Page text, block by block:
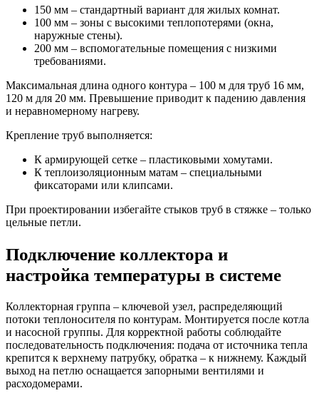
150 мм – стандартный вариант для жилых комнат.
100 мм – зоны с высокими теплопотерями (окна,
наружные стены).
200 мм – вспомогательные помещения с низкими
требованиями.
Максимальная длина одного контура – 100 м для труб 16 мм,
120 м для 20 мм. Превышение приводит к падению давления
и неравномерному нагреву.
Крепление труб выполняется:
К армирующей сетке – пластиковыми хомутами.
К теплоизоляционным матам – специальными
фиксаторами или клипсами.
При проектировании избегайте стыков труб в стяжке – только
цельные петли.
Подключение коллектора и
настройка температуры в системе
Коллекторная группа – ключевой узел, распределяющий
потоки теплоносителя по контурам. Монтируется после котла
и насосной группы. Для корректной работы соблюдайте
последовательность подключения: подача от источника тепла
крепится к верхнему патрубку, обратка – к нижнему. Каждый
выход на петлю оснащается запорными вентилями и
расходомерами.